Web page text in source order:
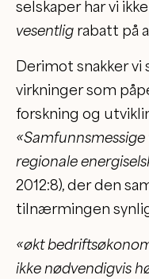
selskaper har vi
vesentlig rabatt på
Derimot snakker vi
virkninger som
forskning og
regionale
2012:8), der den
tilnærmingen
«økt
ikke nødvendigvis